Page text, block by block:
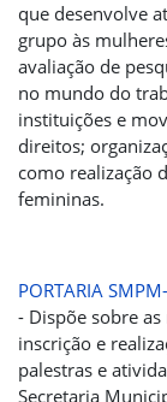
que desenvolve
grupo às
avaliação de
no mundo do
instituições e
direitos;
como realização
femininas.
PORTARIA
- Dispõe sobre
inscrição e
palestras e
Secretaria